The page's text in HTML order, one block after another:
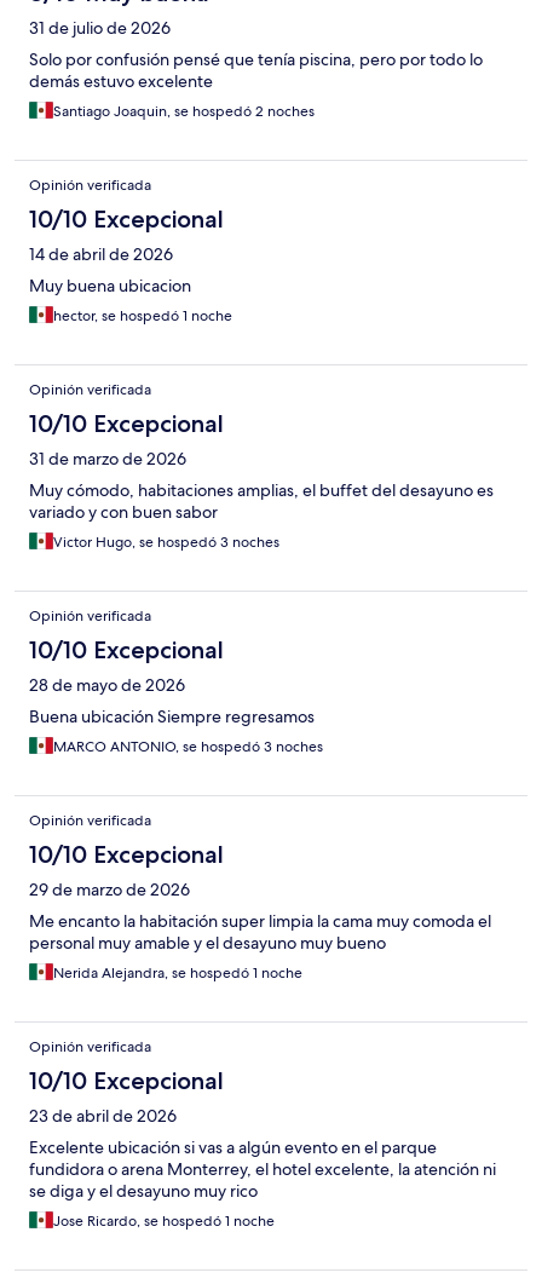
31 de julio de 2026
Solo por confusión pensé que tenía piscina, pero por todo lo
demás estuvo excelente
Santiago Joaquin, se hospedó 2 noches
Opinión verificada
10/10 Excepcional
14 de abril de 2026
Muy buena ubicacion
hector, se hospedó 1 noche
Opinión verificada
10/10 Excepcional
31 de marzo de 2026
Muy cómodo, habitaciones amplias, el buffet del desayuno es
variado y con buen sabor
Victor Hugo, se hospedó 3 noches
Opinión verificada
10/10 Excepcional
28 de mayo de 2026
Buena ubicación Siempre regresamos
MARCO ANTONIO, se hospedó 3 noches
Opinión verificada
10/10 Excepcional
29 de marzo de 2026
Me encanto la habitación super limpia la cama muy comoda el
personal muy amable y el desayuno muy bueno
Nerida Alejandra, se hospedó 1 noche
Opinión verificada
10/10 Excepcional
23 de abril de 2026
Excelente ubicación si vas a algún evento en el parque
fundidora o arena Monterrey, el hotel excelente, la atención ni
se diga y el desayuno muy rico
Jose Ricardo, se hospedó 1 noche